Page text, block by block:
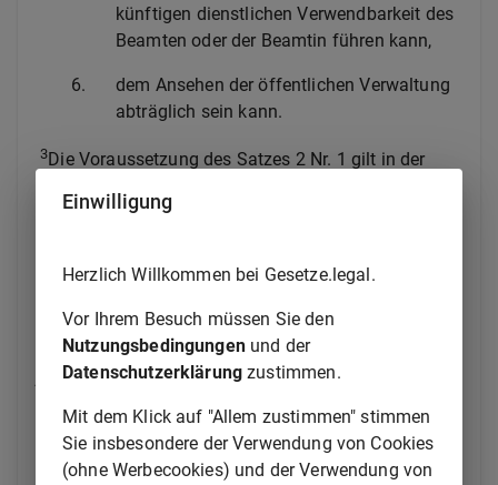
künftigen dienstlichen Verwendbarkeit des
Beamten oder der Beamtin führen kann,
6.
dem Ansehen der öffentlichen Verwaltung
abträglich sein kann.
3 Die Voraussetzung des Satzes 2 Nr. 1 gilt in der
durch eine oder mehrere Nebentätigkeiten in der
eines Versagungsgrundes nach Satz 3 ist besonders
geldwerten Vorteile aus genehmigungspflichtigen
Nebentätigkeiten im Kalenderjahr 30 v.H. der
jährlichen Dienstbezüge des Beamten oder der
werden; das Ergebnis der Prüfung ist aktenkundig zu
machen.
5Die Genehmigung ist auf längstens fünf
Einwilligung
Herzlich Willkommen bei Gesetze.legal.
Vor Ihrem Besuch müssen Sie den
Nutzungsbedingungenund der
Datenschutzerklärung zustimmen.
Mit dem Klick auf "Allem zustimmen" stimmen
Sie insbesondere der Verwendung von Cookies
(ohne Werbecookies) und der Verwendung von